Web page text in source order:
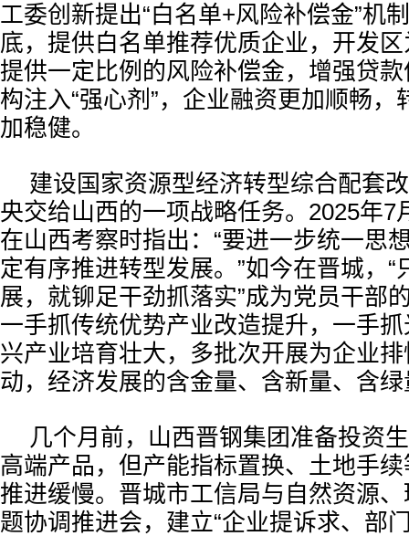
工委创新提出“白名单+风险补偿金”机
底，提供白名单推荐优质企业，开发
提供一定比例的风险补偿金，增强贷
构注入“强心剂”，企业融资更加顺畅，
加稳健。
建设国家资源型经济转型综合配套
央交给山西的一项战略任务。2025年7
在山西考察时指出：“要进一步统一思
定有序推进转型发展。”如今在晋城，“
展，就铆足干劲抓落实”成为党员干部
一手抓传统优势产业改造提升，一手
兴产业培育壮大，多批次开展为企业
动，经济发展的含金量、含新量、含
几个月前，山西晋钢集团准备投资
高端产品，但产能指标置换、土地手
推进缓慢。晋城市工信局与自然资源
题协调推进会，建立“企业提诉求、部